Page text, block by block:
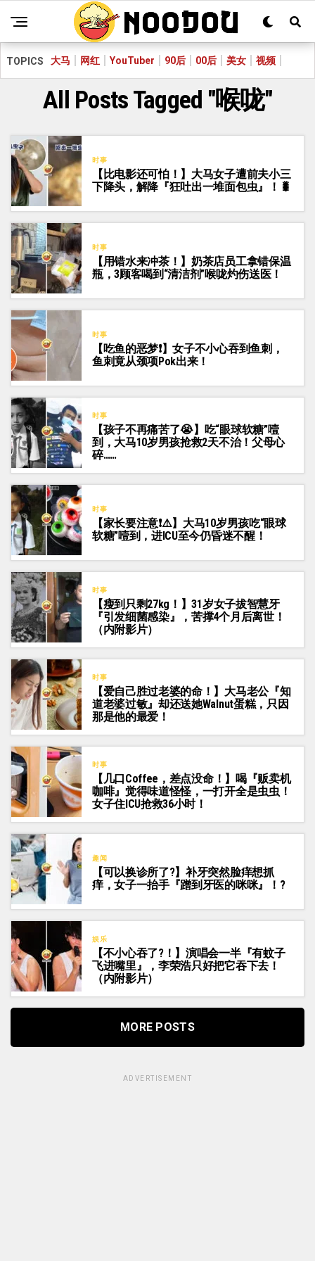
TOPICS 大马 网红 YouTuber 90后 00后 美女 视频
All Posts Tagged "喉咙"
时事
【比电影还可怕！】大马女子遭前夫小三
下降头，解降『狂吐出一堆面包虫』！🐛
时事
【用错水来冲茶！】奶茶店员工拿错保温
瓶，3顾客喝到“清洁剂”喉咙灼伤送医！
时事
【吃鱼的恶梦❗】女子不小心吞到鱼刺，
鱼刺竟从颈项Pok出来！
时事
【孩子不再痛苦了😭】吃“眼球软糖”噎
到，大马10岁男孩抢救2天不治！父母心
碎……
时事
【家长要注意❗⚠️】大马10岁男孩吃“眼球
软糖”噎到，进ICU至今仍昏迷不醒！
时事
【瘦到只剩27kg！】31岁女子拔智慧牙
『引发细菌感染』，苦撑4个月后离世！
（内附影片）
时事
【爱自己胜过老婆的命！】大马老公『知
道老婆过敏』却还送她Walnut蛋糕，只因
那是他的最爱！
时事
【几口Coffee，差点没命！】喝『贩卖机
咖啡』觉得味道怪怪，一打开全是虫虫！
女子住ICU抢救36小时！
趣闻
【可以换诊所了?】补牙突然脸痒想抓
痒，女子一抬手『蹭到牙医的咪咪』！?
娱乐
【不小心吞了?！】演唱会一半『有蚊子
飞进嘴里』，李荣浩只好把它吞下去！
（内附影片）
MORE POSTS
ADVERTISEMENT